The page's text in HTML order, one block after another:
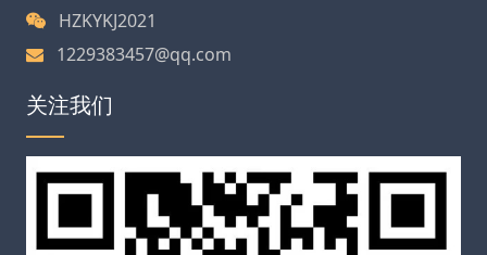
HZKYKJ2021
1229383457@qq.com
关注我们